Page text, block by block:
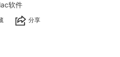
软件
分享